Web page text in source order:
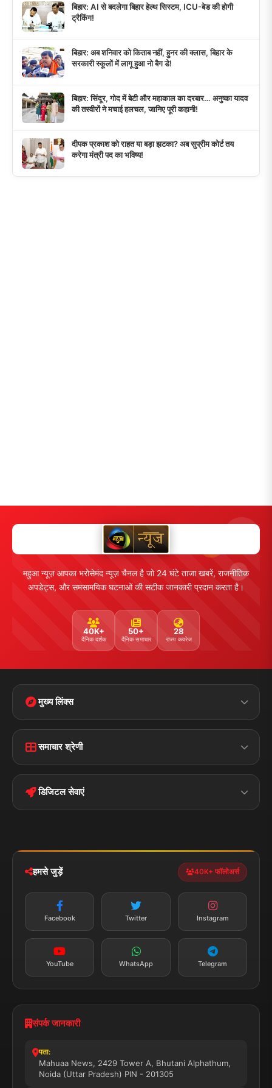
बिहार: AI से बदलेगा बिहार हेल्थ सिस्टम, ICU-बेड की होगी
ट्रैकिंग!
बिहार: अब शनिवार को किताब नहीं, हुनर की क्लास, बिहार के
सरकारी स्कूलों में लागू हुआ नो बैग डे!
बिहार: सिंदूर, गोद में बेटी और महाकाल का दरबार… अनुष्का यादव
की तस्वीरों ने मचाई हलचल, जानिए पूरी कहानी!
दीपक प्रकाश को राहत या बड़ा झटका? अब सुप्रीम कोर्ट तय
करेगा मंत्री पद का भविष्य!
महुआ न्यूज़ आपका भरोसेमंद न्यूज़ चैनल है जो 24 घंटे ताजा खबरें, राजनीतिक
अपडेट्स, और समसामयिक घटनाओं की सटीक जानकारी प्रदान करता है।
40K+
दैनिक दर्शक
50+
दैनिक समाचार
28
राज्य कवरेज
मुख्य लिंक्स
Disclaimer
Terms &
Privacy Policy
समाचार श्रेणी
पॉलिटिकल झारखण्ड
डिजिटल सेवाएं
न्यूज़ अलर्ट
सब्सक्राइब करें
हमसे जुड़ें 40K+ फॉलोअर्स
Facebook Twitter Instagram
YouTube WhatsApp Telegram
संपर्क जानकारी
पता:
Mahuaa News, 2429 Tower A, Bhutani Alphathum,
Noida (Uttar Pradesh) PIN - 201305